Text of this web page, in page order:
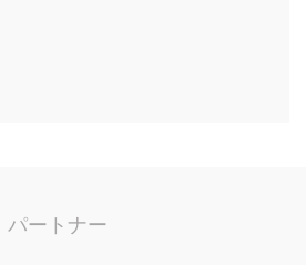
パートナー